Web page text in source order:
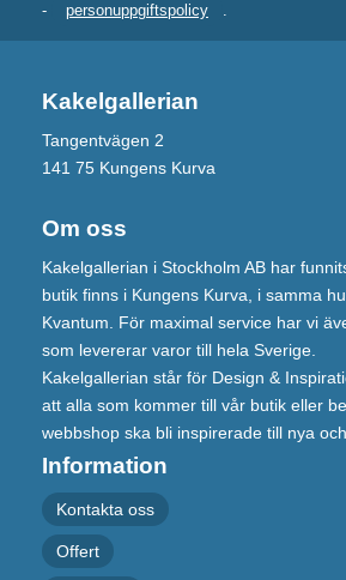
-
personuppgiftspolicy .
Kakelgallerian
Tangentvägen 2
141 75 Kungens Kurva
Om oss
Kakelgallerian i Stockholm AB har
butik finns i Kungens Kurva, i samma
Kvantum. För maximal service har vi
som levererar varor till hela Sverige.
Kakelgallerian står för Design &
att alla som kommer till vår butik eller
webbshop ska bli inspirerade till nya
Information
Kontakta oss
Offert